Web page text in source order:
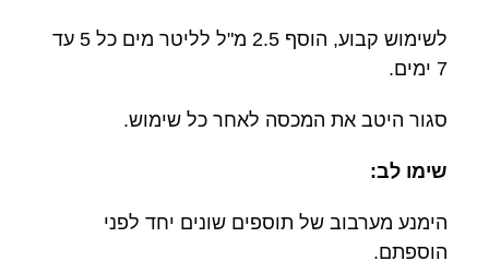
לשימוש קבוע, הוסף 2.5 מ"ל לליטר מים כל 5 עד
7 ימים.
סגור היטב את המכסה לאחר כל שימוש.
שימו לב:
הימנע מערבוב של תוספים שונים יחד לפני
הוספתם.